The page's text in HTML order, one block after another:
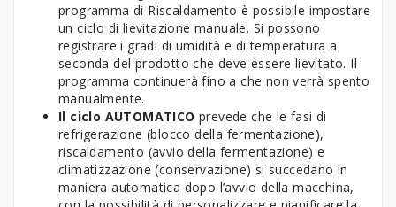
programma di Riscaldamento è possibile impostare
un ciclo di lievitazione manuale. Si possono
registrare i gradi di umidità e di temperatura a
seconda del prodotto che deve essere lievitato. Il
programma continuerà fino a che non verrà spento
manualmente.
Il ciclo AUTOMATICO prevede che le fasi di
refrigerazione (blocco della fermentazione),
riscaldamento (avvio della fermentazione) e
climatizzazione (conservazione) si succedano in
maniera automatica dopo l’avvio della macchina,